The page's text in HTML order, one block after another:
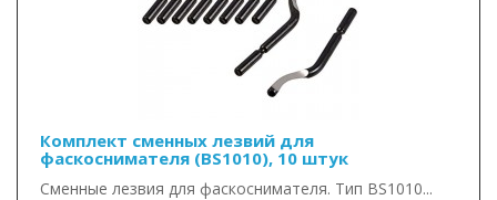
Комплект сменных лезвий для
фаскоснимателя (BS1010), 10 штук
Сменные лезвия для фаскоснимателя. Тип BS1010...